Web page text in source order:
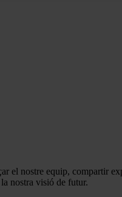
el nostre equip, compartir
nostra visió de futur.